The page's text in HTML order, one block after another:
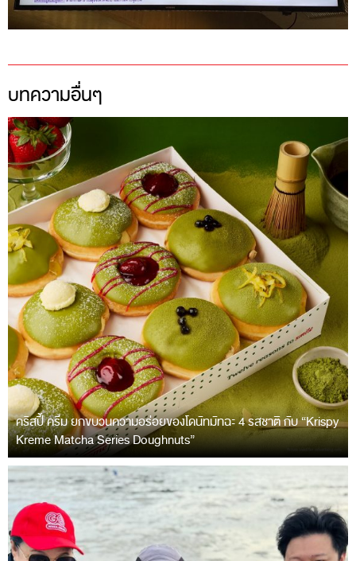
บทความอื่นๆ
คริสปี้ ครีม ยกขบวนความอร่อยของโดนัทมัทฉะ 4 รสชาติ กับ “Krispy
Kreme Matcha Series Doughnuts”